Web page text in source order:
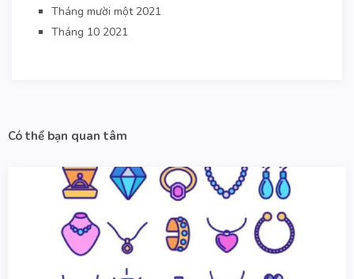
Tháng mười một 2021
Tháng 10 2021
Có thể bạn quan tâm